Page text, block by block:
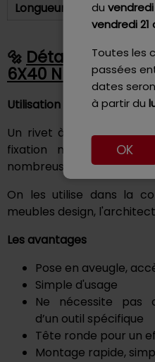
du
vendredi 21
Toutes les
passées
dates
à partir du
OK
Longueur sous tête
Détails - Rivet
6X40 NFE 27153 -
Utilisation
Un rivet à frapper à
fixation mécanique
nombreuses applications
On les utilise dans la
meubles design,
Les avantages
Pose en aveugle,
Simple d'usage
Ne nécessite pas
d’un outil spécifique
Tête ronde pour un
Montage rapide,